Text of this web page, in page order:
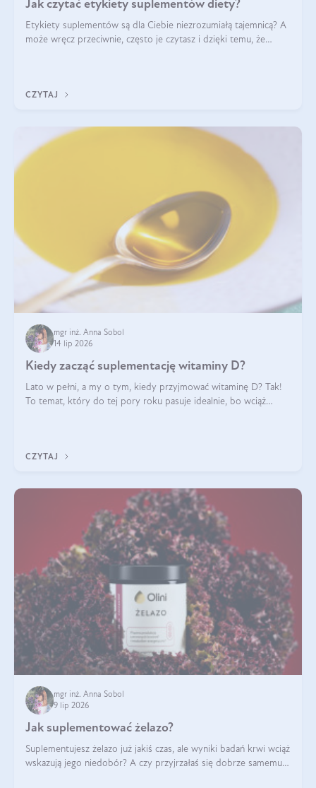
Jak czytać etykiety suplementów diety?
Etykiety suplementów są dla Ciebie niezrozumiałą tajemnicą? A
może wręcz przeciwnie, często je czytasz i dzięki temu, że
CZYTAJ
mgr inż. Anna Sobol
14 lip 2026
Kiedy zacząć suplementację witaminy D?
Lato w pełni, a my o tym, kiedy przyjmować witaminę D? Tak!
To temat, który do tej pory roku pasuje idealnie, bo wciąż
CZYTAJ
mgr inż. Anna Sobol
9 lip 2026
Jak suplementować żelazo?
Suplementujesz żelazo już jakiś czas, ale wyniki badań krwi wciąż
wskazują jego niedobór? A czy przyjrzałaś się dobrze samemu